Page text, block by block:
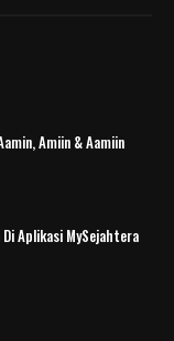
Amiin & Aamiin
Aplikasi MySejahtera